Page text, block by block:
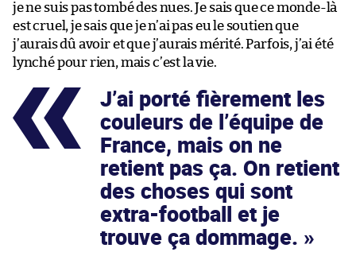
je ne suis pas tombé des nues. Je sais que ce monde-là
est cruel, je sais que je n’ai pas eu le soutien que
j’aurais dû avoir et que j’aurais mérité. Parfois, j’ai été
lynché pour rien, mais c’est la vie.
J’ai porté fièrement les
couleurs de l’équipe de
France, mais on ne
retient pas ça. On retient
des choses qui sont
extra-football et je
trouve ça dommage.